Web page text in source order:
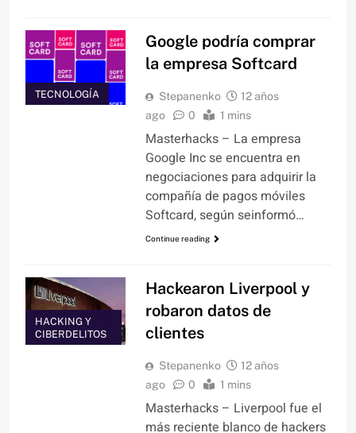
TECNOLOGÍA
Google podría comprar
la empresa Softcard
Stepanenko
12 años
ago
0 1 mins
Masterhacks – La empresa
Google Inc se encuentra en
negociaciones para adquirir la
compañía de pagos móviles
Softcard, según seinformó…
Continue reading
HACKING Y
CIBERDELITOS
Hackearon Liverpool y
robaron datos de
clientes
Stepanenko
12 años
ago
0 1 mins
Masterhacks – Liverpool fue el
más reciente blanco de hackers